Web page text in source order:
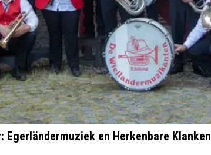
Egerländermuziek en Herkenbare Klanken